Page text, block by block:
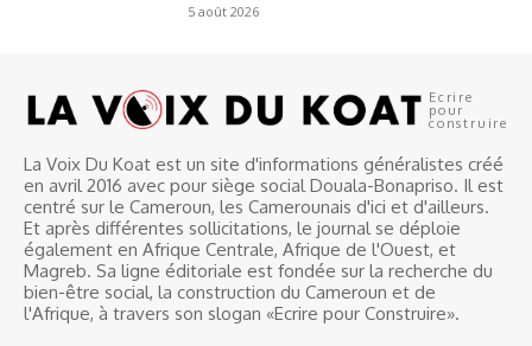
5 août 2026
Ecrire
pour
construire
La Voix Du Koat est un site d'informations généralistes créé
en avril 2016 avec pour siège social Douala-Bonapriso. Il est
centré sur le Cameroun, les Camerounais d'ici et d'ailleurs.
Et après différentes sollicitations, le journal se déploie
également en Afrique Centrale, Afrique de l'Ouest, et
Magreb. Sa ligne éditoriale est fondée sur la recherche du
bien-être social, la construction du Cameroun et de
l'Afrique, à travers son slogan «Ecrire pour Construire».